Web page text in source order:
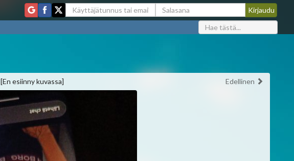
[En esiinny kuvassa] Edellinen